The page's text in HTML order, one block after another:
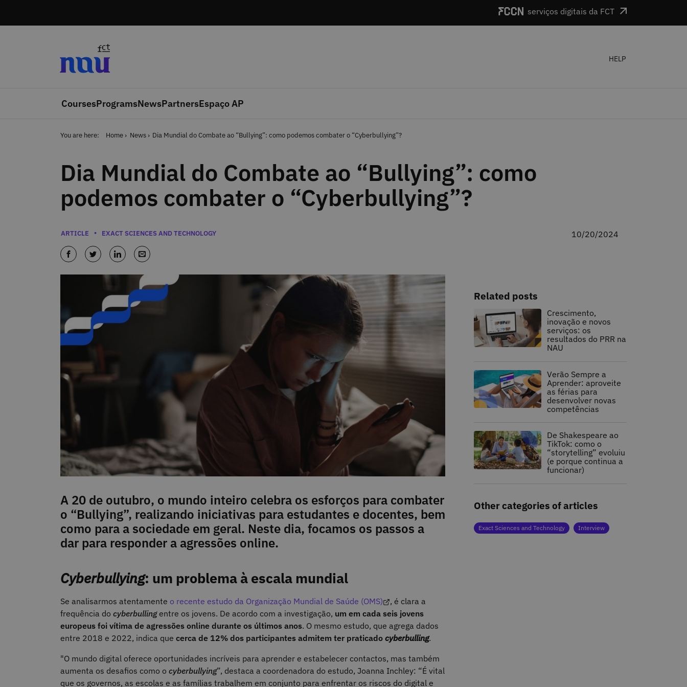
serviços digitais da FCT
HELP
CoursesProgramsNewsPartnersEspaço AP
You are here: Home News Dia Mundial do Combate ao “Bullying”: como podemos combater o “Cyberbullying”?
Dia Mundial do Combate ao “Bullying”: como
podemos combater o “Cyberbullying”?
Categories
ARTICLE EXACT SCIENCES AND TECHNOLOGY 10/20/2024
A 20 de outubro, o mundo inteiro celebra os esforços para combater
o “Bullying”, realizando iniciativas para estudantes e docentes, bem
como para a sociedade em geral. Neste dia, focamos os passos a
dar para responder a agressões online.
Cyberbullying: um problema à escala mundial
Se analisarmos atentamente o recente estudo da Organização Mundial de Saúde (OMS)
, é clara a
frequência do cyberbullingentre os jovens. De acordo com a investigação, um em cada seis jovens
europeus foi vítima de agressões online durante os últimos anos. O mesmo estudo, que agrega dados
entre 2018 e 2022, indica que cerca de 12% dos participantes admitem ter praticado cyberbulling.
"O mundo digital oferece oportunidades incríveis para aprender e estabelecer contactos, mas também
aumenta os desafios como o cyberbullying”, destaca a coordenadora do estudo, Joanna Inchley: “É vital
que os governos, as escolas e as famílias trabalhem em conjunto para enfrentar os riscos do digital e
Related posts
Crescimento,
inovação e novos
serviços: os
resultados do PRR na
NAU
Verão Sempre a
Aprender: aproveite
as férias para
desenvolver novas
competências
De Shakespeare ao
TikTok: como o
“storytelling” evoluiu
(e porque continua a
funcionar)
Other categories of articles
Exact Sciences and Technology Interview